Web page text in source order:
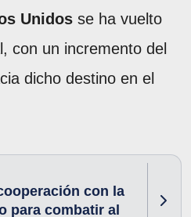
Unidos se ha vuelto
con un incremento del
dicho destino en el
con la
para combatir al